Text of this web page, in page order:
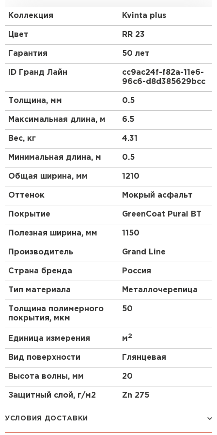
домиками. Благодаря наличию канавки на гребне
аналогов повышенной прочностью и элегантным
ширины, по сравнению с другими профилями,
металлочерепица Kvinta (стала Kvinta plus)
является более экономичной.
Коллекция Kvinta plus
Цвет RR 23
Гарантия 50 лет
ID Гранд Лайн
cc9ac24f-f82a-11e6-
96c6-d8d385629bcc
Толщина, мм 0.5
Максимальная длина, м 6.5
Вес, кг 4.31
Минимальная длина, м 0.5
Общая ширина, мм 1210
Оттенок Мокрый асфальт
Покрытие GreenСoat Pural BT
Полезная ширина, мм 1150
Производитель Grand Line
Страна бренда Россия
Тип материала Металлочерепица
Толщина полимерного
покрытия, мкм
50
Единица измерения м2
Вид поверхности Глянцевая
Высота волны, мм 20
Защитный слой, г/м2 Zn 275
УСЛОВИЯ ДОСТАВКИ